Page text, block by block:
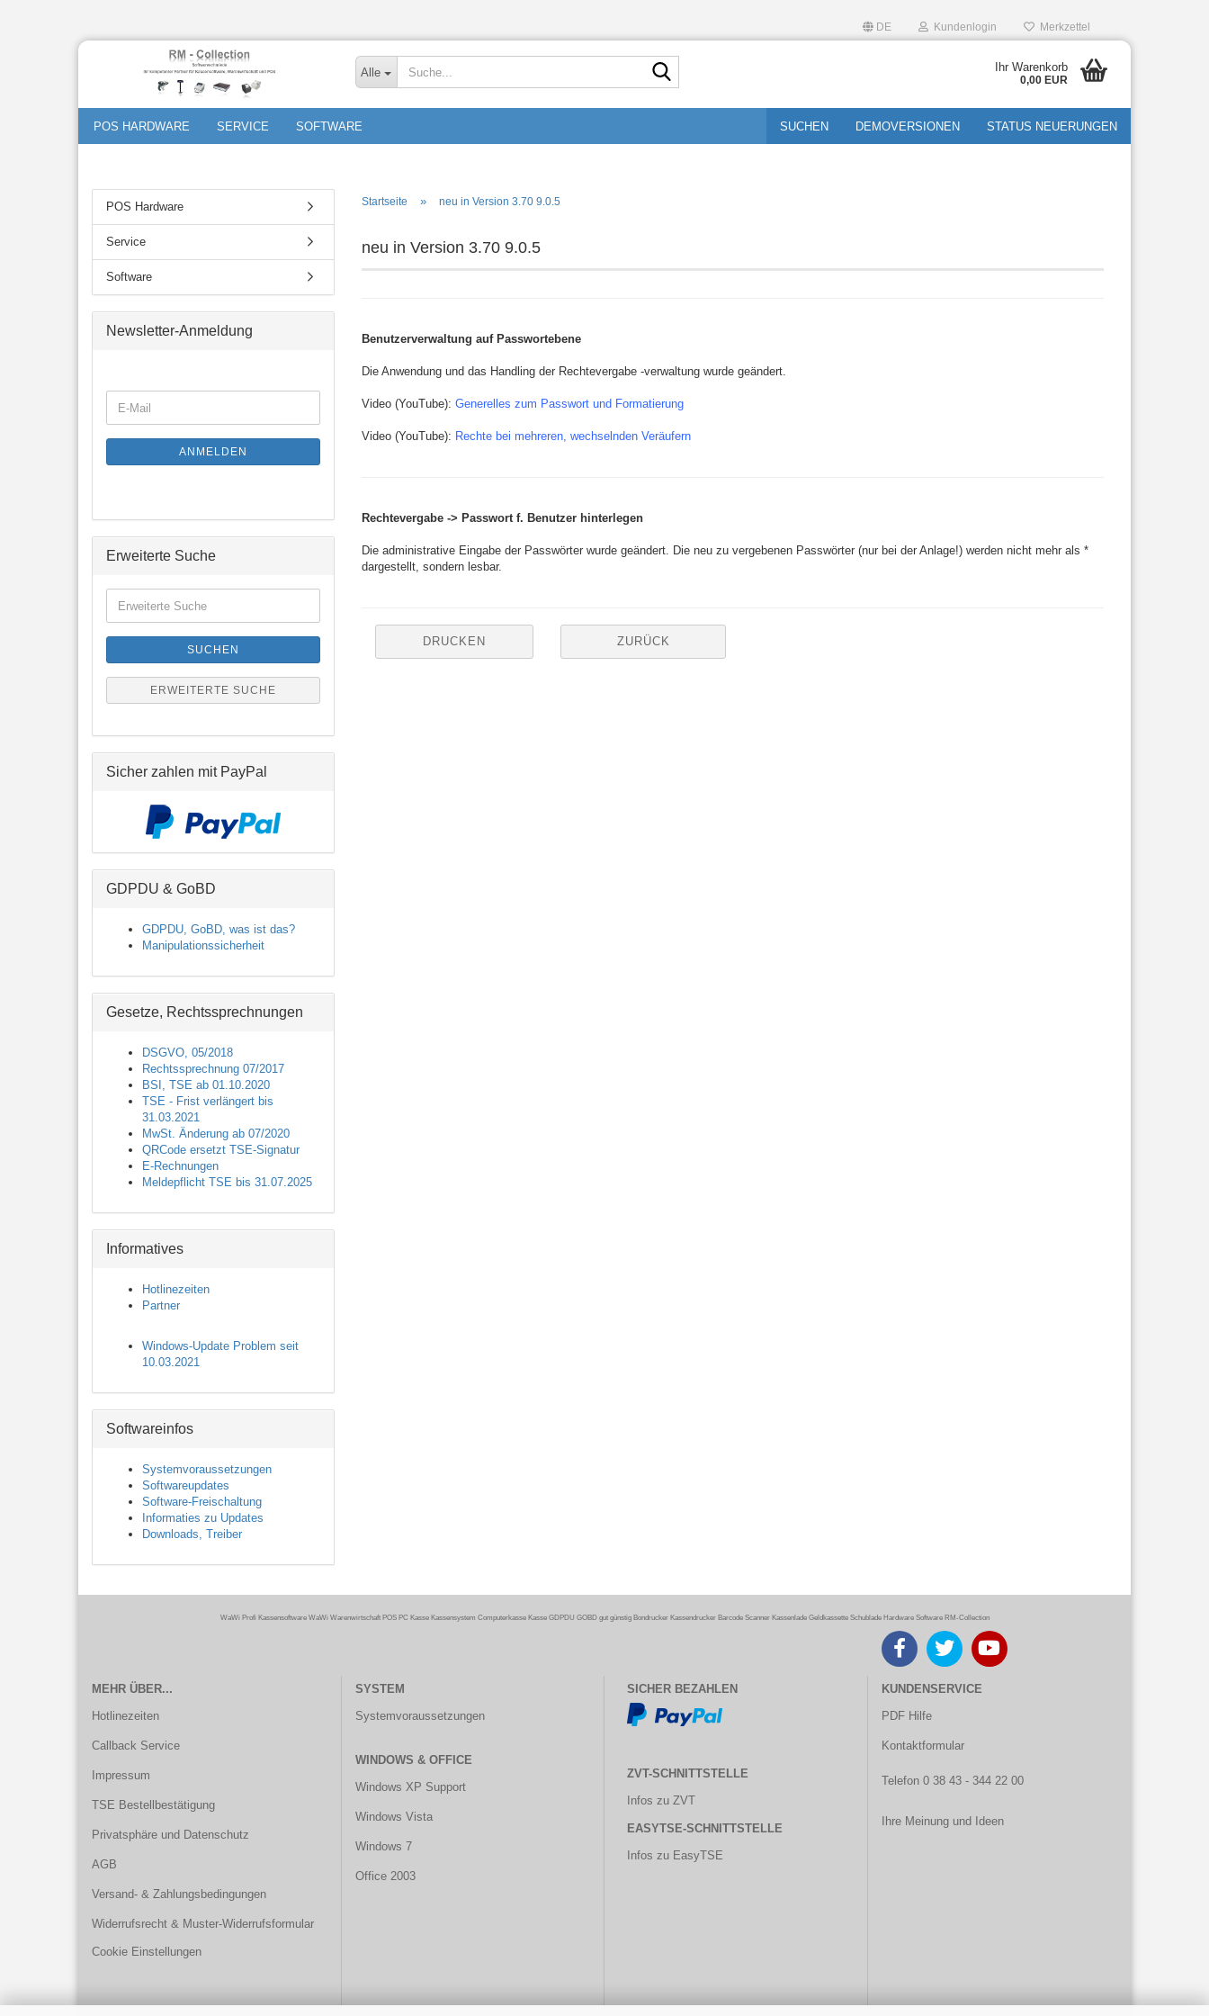
DE Kundenlogin Merkzettel
Alle Ihr Warenkorb
0,00 EUR
POS HARDWARE SERVICE SOFTWARE SUCHEN DEMOVERSIONEN STATUS NEUERUNGEN
Startseite » neu in Version 3.70 9.0.5
neu in Version 3.70 9.0.5
Benutzerverwaltung auf Passwortebene
Die Anwendung und das Handling der Rechtevergabe -verwaltung wurde geändert.
Video (YouTube): Generelles zum Passwort und Formatierung
Video (YouTube): Rechte bei mehreren, wechselnden Veräufern
Rechtevergabe -> Passwort f. Benutzer hinterlegen
Die administrative Eingabe der Passwörter wurde geändert. Die neu zu vergebenen Passwörter (nur bei der Anlage!) werden nicht mehr als *
dargestellt, sondern lesbar.
DRUCKEN ZURÜCK
POS Hardware
Service
Software
Newsletter-Anmeldung
ZUR
E-
Mail
ANMELDEN
Erweiterte Suche
Suche
SUCHEN
ERWEITERTE SUCHE
Sicher zahlen mit PayPal
GDPDU & GoBD
GDPDU, GoBD, was ist das?
Manipulationssicherheit
Gesetze, Rechtssprechnungen
DSGVO, 05/2018
Rechtssprechnung 07/2017
BSI, TSE ab 01.10.2020
TSE - Frist verlängert bis
31.03.2021
MwSt. Änderung ab 07/2020
QRCode ersetzt TSE-Signatur
E-Rechnungen
Meldepflicht TSE bis 31.07.2025
Informatives
Hotlinezeiten
Partner
Windows-Update Problem seit
10.03.2021
Softwareinfos
Systemvoraussetzungen
Softwareupdates
Software-Freischaltung
Informaties zu Updates
Downloads, Treiber
WaWi Profi Kassensoftware WaWi Warenwirtschaft POS PC Kasse Kassensystem Computerkasse Kasse GDPDU GOBD gut günstig Bondrucker Kassendrucker Barcode Scanner Kassenlade Geldkassette Schublade Hardware Software RM-Collection
MEHR ÜBER...
Hotlinezeiten
Callback Service
Impressum
TSE Bestellbestätigung
Privatsphäre und Datenschutz
AGB
Versand- & Zahlungsbedingungen
Widerrufsrecht & Muster-Widerrufsformular
Cookie Einstellungen
SYSTEM
Systemvoraussetzungen
WINDOWS & OFFICE
Windows XP Support
Windows Vista
Windows 7
Office 2003
SICHER BEZAHLEN
ZVT-SCHNITTSTELLE
Infos zu ZVT
EASYTSE-SCHNITTSTELLE
Infos zu EasyTSE
KUNDENSERVICE
PDF Hilfe
Kontaktformular
Telefon 0 38 43 - 344 22 00
Ihre Meinung und Ideen